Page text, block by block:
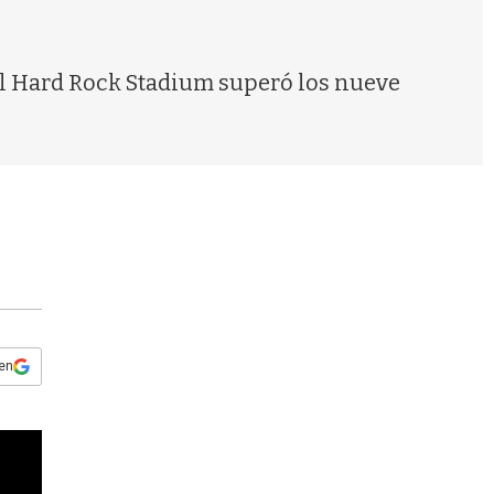
Rock Stadium superó los nueve